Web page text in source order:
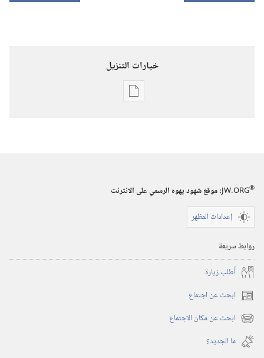
خيارات التنزيل
خيارات
ابريل‏
JW.ORG®
:‏ موقع شهود يهوه الرسمي على الانترنت
إعدادات المظهر
روابط سريعة
أُطلب زيارة
ابحث عن اجتماع (يفتح
نافذة ابحث عن مكان الاجتماع (يفتح
نافذة
جديدة)
ما الجديد؟‏